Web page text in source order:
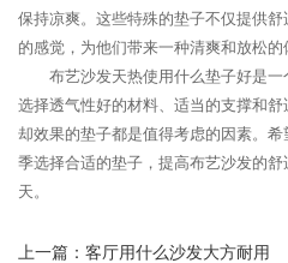
保持凉爽。这些特殊的垫子不仅提供
的感觉，为他们带来一种清爽和放松的
布艺沙发天热使用什么垫子好是一
选择透气性好的材料、适当的支撑和
却效果的垫子都是值得考虑的因素。
季选择合适的垫子，提高布艺沙发的
天。
上一篇： 客厅用什么沙发大方耐用